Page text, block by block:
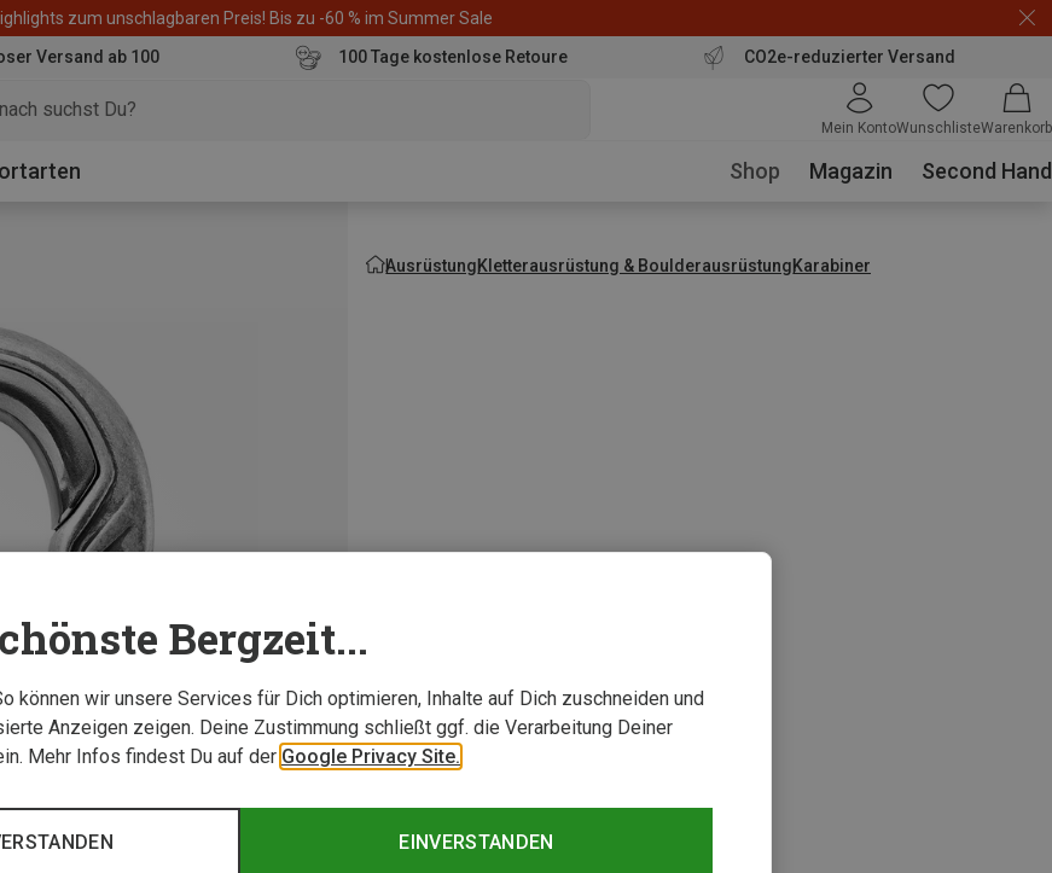
zum unschlagbaren Preis! Bis zu -60 % im Summer Sale
Versand ab 100
100 Tage kostenlose Retoure CO2e-reduzierter Versand
Mein KontoWunschlisteWarenkorb
Shop Magazin Second Hand
AusrüstungKletterausrüstung & BoulderausrüstungKarabiner
Bergzeit...
können wir unsere Services für Dich optimieren, Inhalte auf Dich zuschneiden und
Anzeigen zeigen. Deine Zustimmung schließt ggf. die Verarbeitung Deiner
Mehr Infos findest Du auf der Google Privacy Site.
EINVERSTANDEN